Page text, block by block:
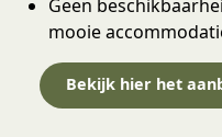
Geen
mooie
Bekijk hier het